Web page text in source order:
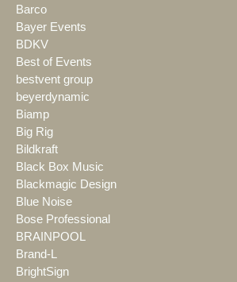
Barco
Bayer Events
BDKV
Best of Events
bestvent group
beyerdynamic
Biamp
Big Rig
Bildkraft
Black Box Music
Blackmagic Design
Blue Noise
Bose Professional
BRAINPOOL
Brand-L
BrightSign